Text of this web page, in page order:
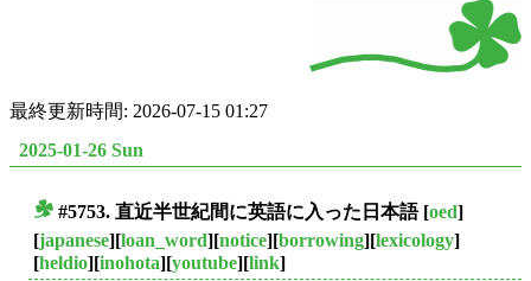
最終更新時間: 2026-07-15 01:27
2025-01-26 Sun
#5753. 直近半世紀間に英語に入った日本語[oed]
[japanese][loan_word][notice][borrowing][lexicology]
[heldio][inohota][youtube][link]